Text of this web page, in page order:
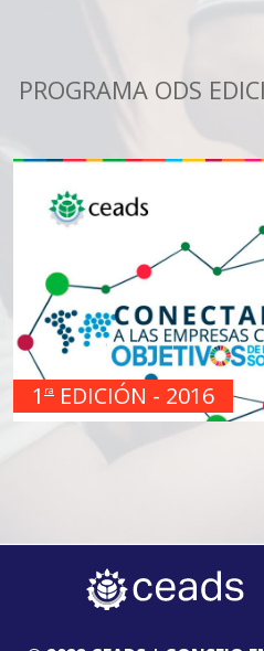
PROGRAMA ODS
1 ra EDICIÓN - 2016